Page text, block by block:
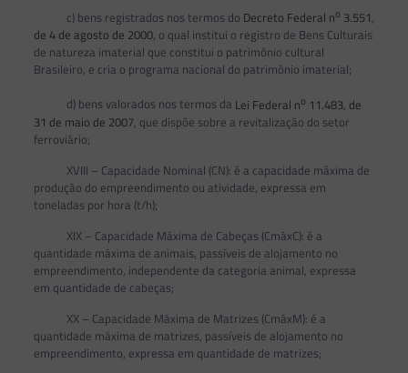
c) bens registrados nos termos do Decreto Federal no 3.551,
de 4 de agosto de 2000, o qual institui o registro de Bens Culturais
de natureza imaterial que constitui o patrimônio cultural
Brasileiro, e cria o programa nacional do patrimônio imaterial;
d) bens valorados nos termos da Lei Federal no 11.483, de
31 de maio de 2007, que dispõe sobre a revitalização do setor
ferroviário;
XVIII – Capacidade Nominal (CN): é a capacidade máxima de
produção do empreendimento ou atividade, expressa em
toneladas por hora (t/h);
XIX – Capacidade Máxima de Cabeças (CmáxC): é a
quantidade máxima de animais, passíveis de alojamento no
empreendimento, independente da categoria animal, expressa
em quantidade de cabeças;
XX – Capacidade Máxima de Matrizes (CmáxM): é a
quantidade máxima de matrizes, passíveis de alojamento no
empreendimento, expressa em quantidade de matrizes;